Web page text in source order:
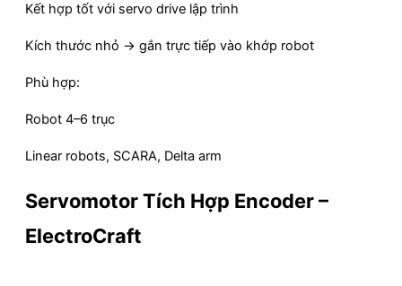
Kết hợp tốt với servo drive lập trình
Kích thước nhỏ → gắn trực tiếp vào khớp robot
Phù hợp:
Robot 4–6 trục
Linear robots, SCARA, Delta arm
Servomotor Tích Hợp Encoder –
ElectroCraft